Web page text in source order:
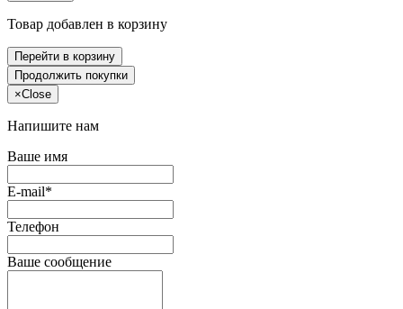
Товар добавлен в корзину
Перейти в корзину
Продолжить покупки
×Close
Напишите нам
Ваше имя
E-mail*
Телефон
Ваше сообщение